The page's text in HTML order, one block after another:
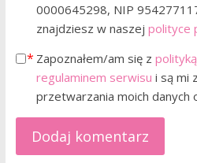
0000645298, NIP
znajdziesz w naszej polityce
Zapoznałem/am się z
regulaminem serwisu i są mi
przetwarzania moich danych